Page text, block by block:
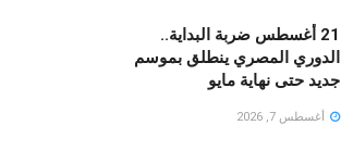
21 أغسطس ضربة البداية..
الدوري المصري ينطلق بموسم
جديد حتى نهاية مايو
أغسطس 7, 2026